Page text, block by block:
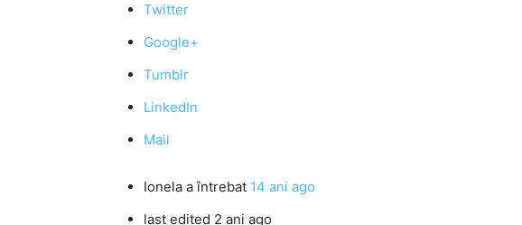
Twitter
Google+
Tumblr
LinkedIn
Mail
Ionela a întrebat 14 ani ago
last edited 2 ani ago